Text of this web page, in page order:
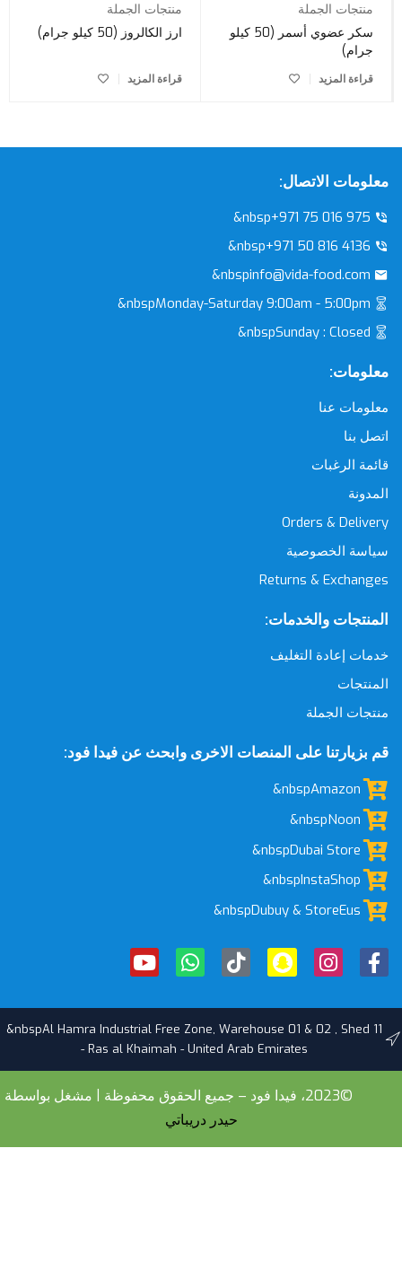
منتجات الجملة
سكر عضوي أسمر (50 كيلو
جرام)
قراءة المزيد
منتجات الجملة
ارز الكالروز (50 كيلو جرام)
قراءة المزيد
معلومات الاتصال:
&nbsp+971 75 016 975
&nbsp+971 50 816 4136
&nbspinfo@vida-food.com
&nbspMonday-Saturday 9:00am - 5:00pm
&nbspSunday : Closed
معلومات:
معلومات عنا
اتصل بنا
قائمة الرغبات
المدونة
Orders & Delivery
سياسة الخصوصية
Returns & Exchanges
المنتجات والخدمات:
خدمات إعادة التغليف
المنتجات
منتجات الجملة
قم بزيارتنا على المنصات الاخرى وابحث عن فيدا فود:
&nbspAmazon
&nbspNoon
&nbspDubai Store
&nbspInstaShop
&nbspDubuy & StoreEus
&nbspAl Hamra Industrial Free Zone, Warehouse 01 & 02 , Shed 11
- Ras al Khaimah - United Arab Emirates
©2023، فيدا فود – جميع الحقوق محفوظة | مشغل بواسطة
حيدر دريباتي